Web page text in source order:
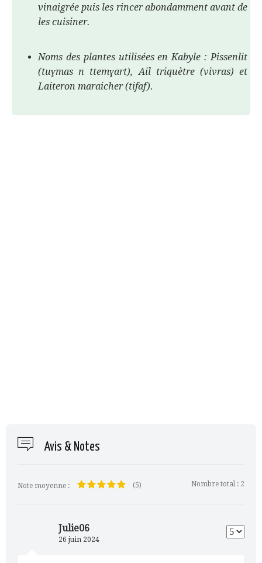
vinaigrée puis les rincer abondamment avant de
les cuisiner.
Noms des plantes utilisées en Kabyle : Pissenlit
(tuɣmas n ttemɣart), Ail triquètre (vivras) et
Laiteron maraicher (tifaf).
Avis & Notes
Note moyenne : (5) Nombre total : 2
Julie06
26 juin 2024